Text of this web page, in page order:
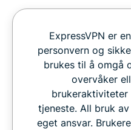
ExpressVPN er
personvern og
brukes til å omgå
overvåker
brukeraktiviteter
tjeneste. All bruk
eget ansvar.